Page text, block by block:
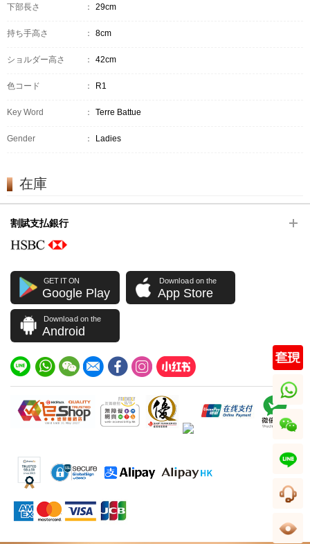
下部長さ ： 29cm
持ち手高さ ： 8cm
ショルダー高さ ： 42cm
色コード ： R1
Key Word ： Terre Battue
Gender ： Ladies
在庫
割賦支払銀行
GET IT ON
Google Play
Download on the
App Store
Download on the
Android